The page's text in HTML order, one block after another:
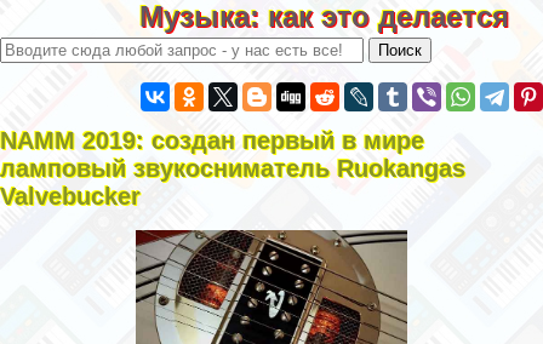
Музыка: как это делается
NAMM 2019: создан первый в мире
ламповый звукосниматель Ruokangas
Valvebucker